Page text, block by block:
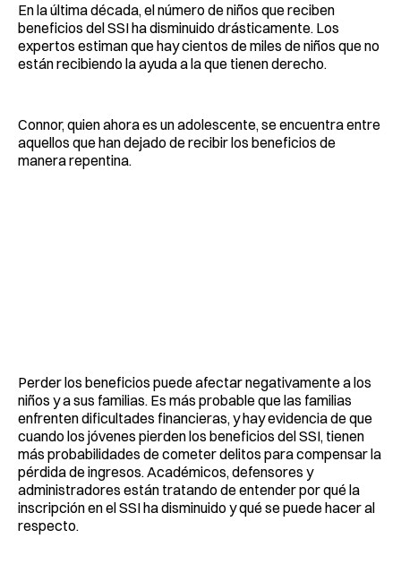
En la última década, el número de niños que reciben
beneficios del SSI ha disminuido drásticamente. Los
expertos estiman que hay cientos de miles de niños que no
están recibiendo la ayuda a la que tienen derecho.
Connor, quien ahora es un adolescente, se encuentra entre
aquellos que han dejado de recibir los beneficios de
manera repentina.
Perder los beneficios puede afectar negativamente a los
niños y a sus familias. Es más probable que las familias
enfrenten dificultades financieras, y hay evidencia de que
cuando los jóvenes pierden los beneficios del SSI, tienen
más probabilidades de cometer delitos para compensar la
pérdida de ingresos. Académicos, defensores y
administradores están tratando de entender por qué la
inscripción en el SSI ha disminuido y qué se puede hacer al
respecto.